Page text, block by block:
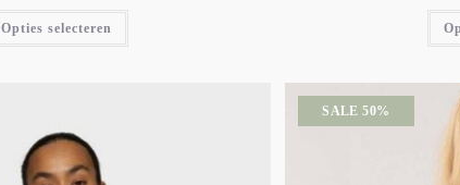
Opties selecteren
SALE 50%